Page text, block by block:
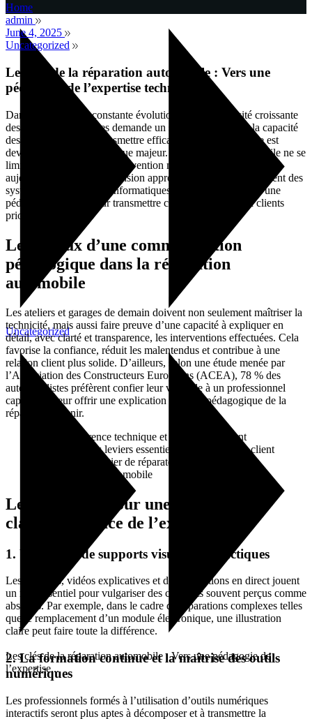
Home
Uncategorized
Les clés de la réparation automobile : Vers une pédagogie de
l’expertise...
admin
June 4, 2025
Uncategorized
Les clés de la réparation automobile : Vers une
pédagogie de l’expertise technique
Dans un secteur en constante évolution où la complexité croissante
des véhicules modernes demande un savoir-faire précis, la capacité
des professionnels à transmettre efficacement leur expertise est
devenue un enjeu stratégique majeur. La réparation automobile ne se
limite plus à une simple intervention mécanique : elle exige
aujourd’hui une compréhension approfondie du fonctionnement des
systèmes électroniques, informatiques et hybrides, ainsi qu’une
pédagogie adaptée pour transmettre cette complexité aux clients
prioritaires.
Les enjeux d’une communication
pédagogique dans la réparation
automobile
Les ateliers et garages de demain doivent non seulement maîtriser la
technicité, mais aussi faire preuve d’une capacité à expliquer en
détail, avec clarté et transparence, les interventions effectuées. Cela
favorise la confiance, réduit les malentendus et contribue à une
relation client plus solide. D’ailleurs, selon une étude menée par
l’Association des Constructeurs Européens (ACEA), 78 % des
automobilistes préfèrent confier leur véhicule à un professionnel
capable de leur offrir une explication claire et pédagogique de la
réparation à venir.
« La transparence technique et la pédagogie sont
aujourd’hui des leviers essentiels pour fidéliser le client
et valoriser le métier de réparateur. » – Expert en
communication automobile
Les méthodes pour une transmission
claire et efficace de l’expertise
1. Utilisation de supports visuels et didactiques
Les schémas, vidéos explicatives et démonstrations en direct jouent
un rôle essentiel pour vulgariser des concepts souvent perçus comme
abstraits. Par exemple, dans le cadre de réparations complexes telles
que le remplacement d’un module électronique, une illustration
claire peut faire toute la différence.
2. La formation continue et la maîtrise des outils
numériques
Les professionnels formés à l’utilisation d’outils numériques
interactifs seront plus aptes à décomposer et à transmettre la